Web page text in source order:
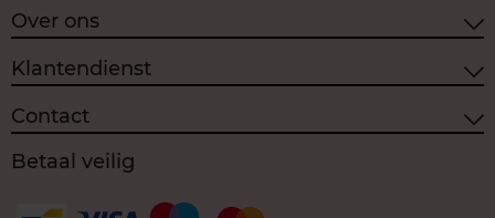
Over ons
Klantendienst
Contact
Betaal veilig